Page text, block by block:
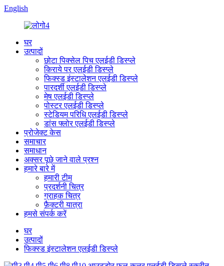
English
घर
उत्पादों
छोटा पिक्सेल पिच एलईडी डिस्प्ले
किराये पर एलईडी डिस्प्ले
फिक्स्ड इंस्टालेशन एलईडी डिस्प्ले
पारदर्शी एलईडी डिस्प्ले
मेष एलईडी डिस्प्ले
पोस्टर एलईडी डिस्प्ले
स्टेडियम परिधि एलईडी डिस्प्ले
डांस फ्लोर एलईडी डिस्प्ले
प्रोजेक्ट केस
समाचार
समाधान
अक्सर पूछे जाने वाले प्रश्न
हमारे बारे में
हमारी टीम
प्रदर्शनी चित्र
ग्राहक चित्र
फ़ैक्टरी यात्रा
हमसे संपर्क करें
घर
उत्पादों
फिक्स्ड इंस्टालेशन एलईडी डिस्प्ले